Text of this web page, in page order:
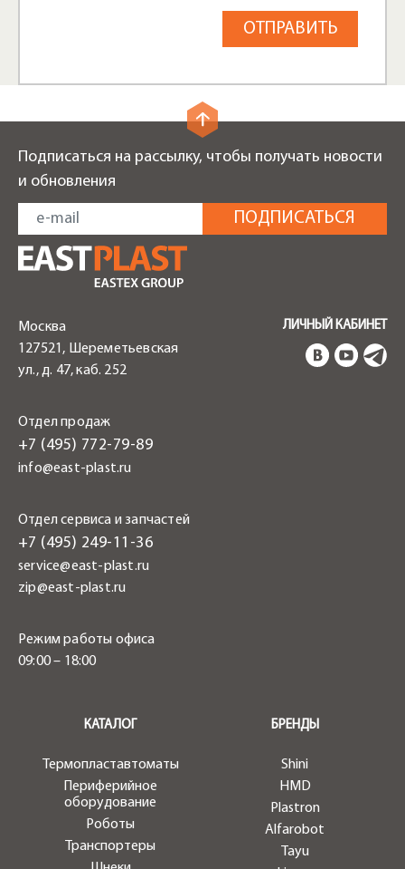
Подписаться на рассылку, чтобы получать новости
и обновления
Москва
127521, Шереметьевская
ул., д. 47, каб. 252
Отдел продаж
+7 (495) 772-79-89
info@east-plast.ru
Отдел сервиса и запчастей
+7 (495) 249-11-36
service@east-plast.ru
zip@east-plast.ru
Режим работы офиса
09:00 – 18:00
ЛИЧНЫЙ КАБИНЕТ
КАТАЛОГ
Термопластавтоматы
Периферийное
оборудование
Роботы
Транспортеры
БРЕНДЫ
Shini
HMD
Plastron
Alfarobot
Tayu